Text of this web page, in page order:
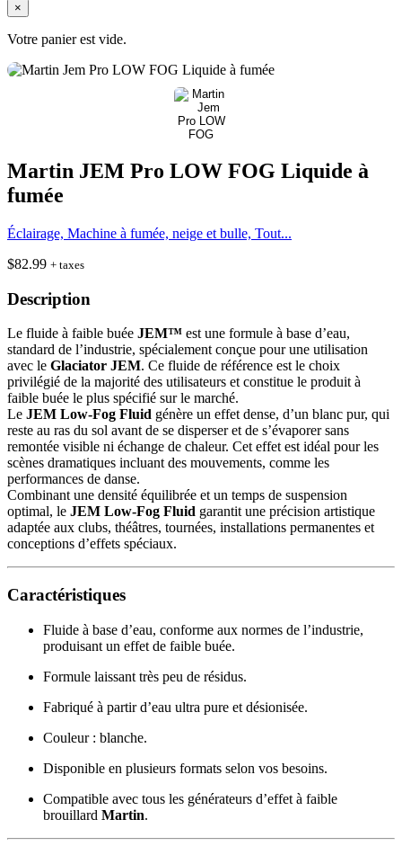
×
Votre panier est vide.
Martin JEM Pro LOW FOG Liquide à
fumée
Éclairage, Machine à fumée, neige et bulle, Tout...
$82.99 + taxes
Description
Le fluide à faible buée JEM™ est une formule à base d’eau,
standard de l’industrie, spécialement conçue pour une utilisation
avec le Glaciator JEM. Ce fluide de référence est le choix
privilégié de la majorité des utilisateurs et constitue le produit à
faible buée le plus spécifié sur le marché.
Le JEM Low-Fog Fluid génère un effet dense, d’un blanc pur, qui
reste au ras du sol avant de se disperser et de s’évaporer sans
remontée visible ni échange de chaleur. Cet effet est idéal pour les
scènes dramatiques incluant des mouvements, comme les
performances de danse.
Combinant une densité équilibrée et un temps de suspension
optimal, le JEM Low-Fog Fluid garantit une précision artistique
adaptée aux clubs, théâtres, tournées, installations permanentes et
conceptions d’effets spéciaux.
Caractéristiques
Fluide à base d’eau, conforme aux normes de l’industrie,
produisant un effet de faible buée.
Formule laissant très peu de résidus.
Fabriqué à partir d’eau ultra pure et désionisée.
Couleur : blanche.
Disponible en plusieurs formats selon vos besoins.
Compatible avec tous les générateurs d’effet à faible
brouillard Martin.